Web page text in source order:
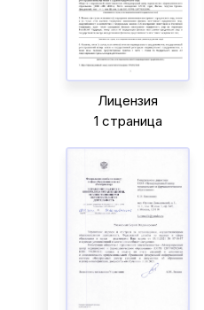
Лицензия
1 страница